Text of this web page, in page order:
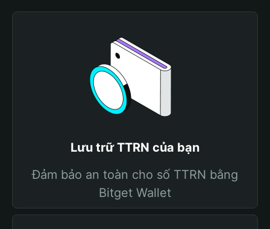
Lưu trữ TTRN của bạn
Đảm bảo an toàn cho số TTRN bằng
Bitget Wallet